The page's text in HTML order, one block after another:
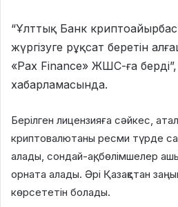
“Ұлттық Банк
жүргізуге рұқсат беретін
«Pax Finance» ЖШС-ға берді”,
хабарламасында.
Берілген лицензияға сәйкес,
криптовалютаны ресми түрде
алады, сондай-ақ, бөлімшелер
орната алады. Әрі Қазақстан
көрсететін болады.